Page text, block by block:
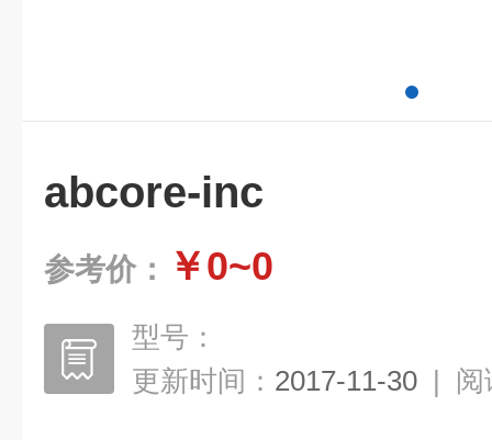
abcore-inc
参考价： ￥0~0
型号：
更新时间： 2017-11-30 | 阅